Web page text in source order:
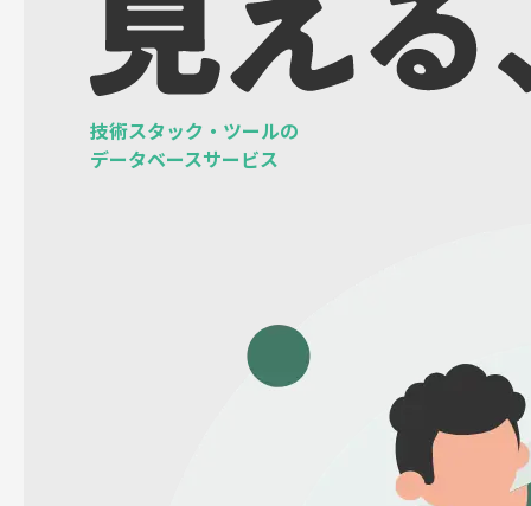
技術スタック・ツールの
データベースサービス